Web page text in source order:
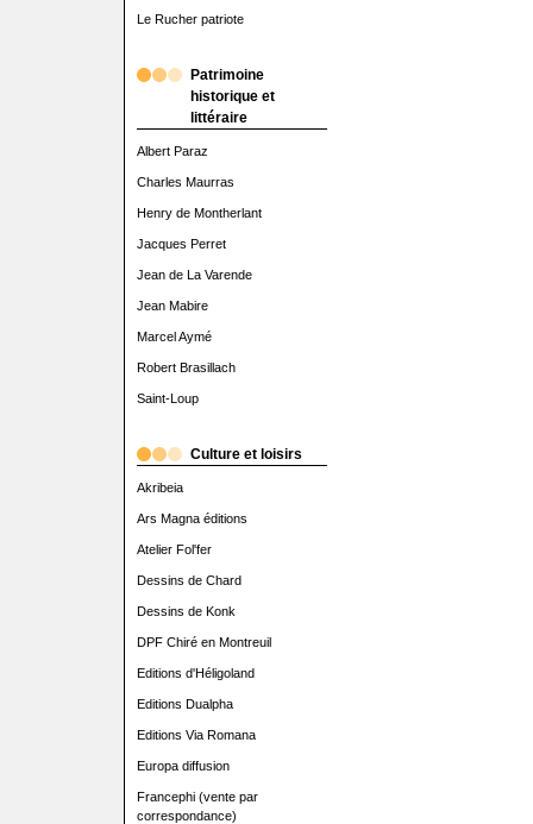
Le Rucher patriote
Patrimoine
historique et
littéraire
Albert Paraz
Charles Maurras
Henry de Montherlant
Jacques Perret
Jean de La Varende
Jean Mabire
Marcel Aymé
Robert Brasillach
Saint-Loup
Culture et loisirs
Akribeia
Ars Magna éditions
Atelier Fol'fer
Dessins de Chard
Dessins de Konk
DPF Chiré en Montreuil
Editions d'Héligoland
Editions Dualpha
Editions Via Romana
Europa diffusion
Francephi (vente par
correspondance)